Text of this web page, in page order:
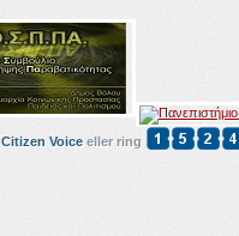
Citizen Voice eller ring